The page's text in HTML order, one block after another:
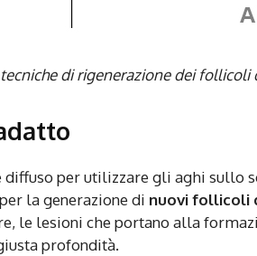
tecniche di rigenerazione dei
diffuso per utilizzare gli aghi sullo
per la generazione di nuovi follicoli
le lesioni che portano alla
profondità.